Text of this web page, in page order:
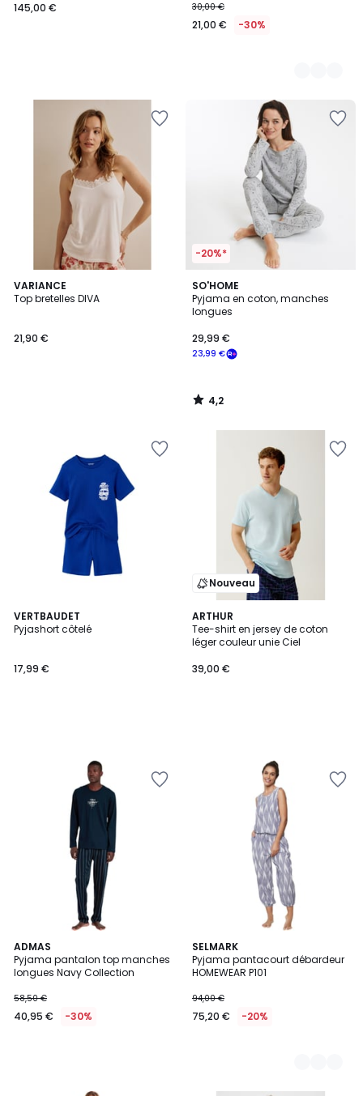
145,00 €
30,00 €
21,00 € -30%
VARIANCE
Top bretelles DIVA
21,90 €
-20%*
SO'HOME
Pyjama en coton, manches
longues
23,99 €
29,99 €
4,2
/ 5
4,2
/
VERTBAUDET
Pyjashort côtelé
17,99 €
Nouveau
ARTHUR
Tee-shirt en jersey de coton
léger couleur unie Ciel
39,00 €
ADMAS
Pyjama pantalon top manches
longues Navy Collection
58,50 €
40,95 € -30%
SELMARK
Pyjama pantacourt débardeur
HOMEWEAR P101
94,00 €
75,20 € -20%
2
Couleurs